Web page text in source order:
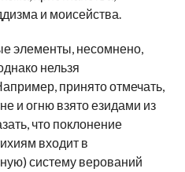
и моисейства.
элементы, несомнено,
нельзя
принято отмечать,
и огню взято езидами из
что поклонение
входит в
систему верований